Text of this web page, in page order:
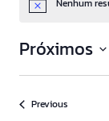
Notice Nenhum
Próximos
Select
Previous